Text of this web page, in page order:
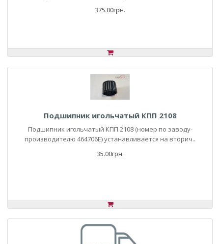
375.00грн.
Подшипник игольчатый КПП 2108
Подшипник игольчатый КПП 2108 (номер по заводу-
производителю 464706Е) устанавливается на вторич..
35.00грн.